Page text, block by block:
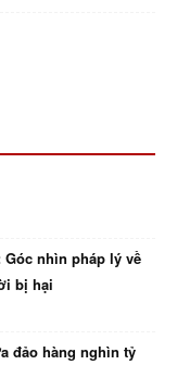
nhìn pháp lý về
bị hại
đảo hàng nghìn tỷ